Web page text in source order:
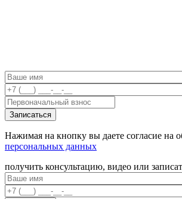
Нажимая на кнопку вы даете согласие на
персональных данных
получить консультацию, видео или